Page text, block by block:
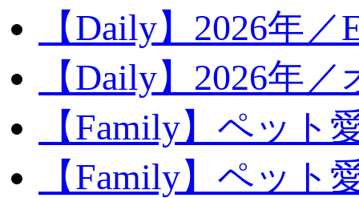
【Daily】2026年／
【Daily】2026年
【Family】ペット
【Family】ペット